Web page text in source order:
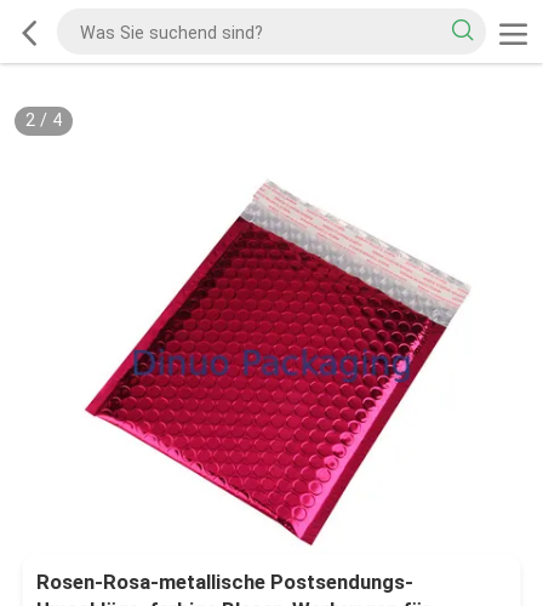
2/ 4
Rosen-Rosa-metallische Postsendungs-